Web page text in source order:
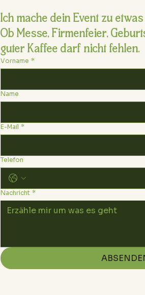
Ich mache dein Event zu
Ob Messe, Firmenfeier,
guter Kaffee darf nicht fehlen.
Vorname *
Name
E-Mail *
Telefon
Nachricht *